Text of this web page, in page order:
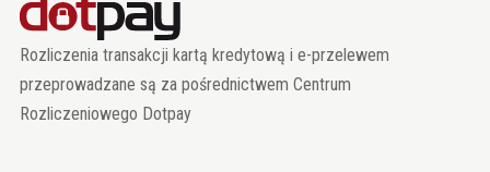
Rozliczenia transakcji kartą kredytową i e-przelewem
przeprowadzane są za pośrednictwem Centrum
Rozliczeniowego Dotpay